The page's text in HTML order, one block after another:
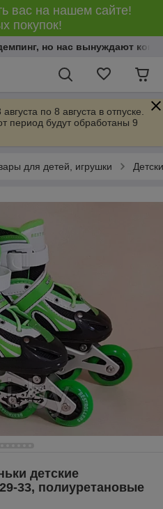
вас на нашем сайте!
покупок!
но нас вынуждают
по 8 августа в отпуске.
период будут обработаны 9
для детей, игрушки
детские
33, полиуретановые